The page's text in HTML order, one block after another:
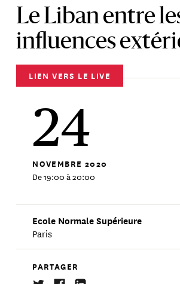
Le Liban entre
influences
LIEN VERS LE LIVE
24
NOVEMBRE 2020
De 19:00 à 20:00
Ecole Normale Supérieure
Paris
PARTAGER